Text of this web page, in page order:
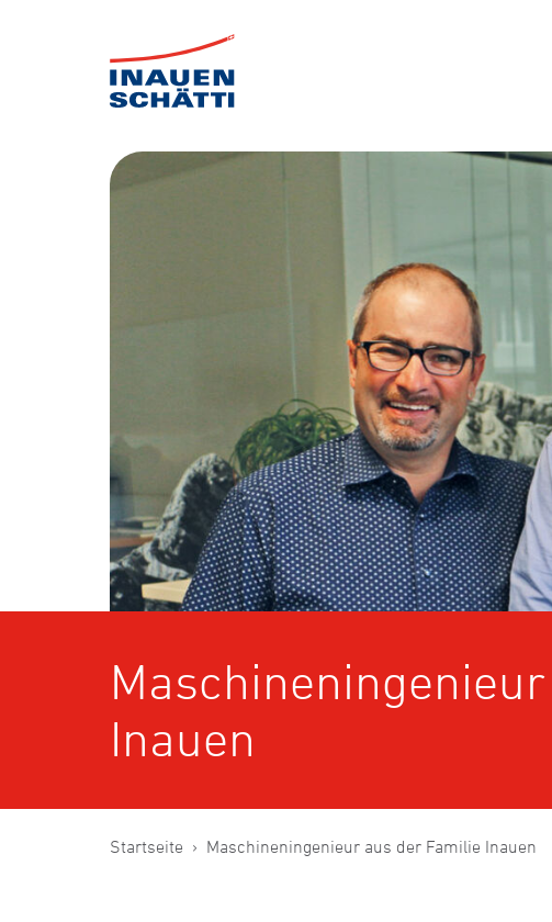
Inauen
Startseite Maschineningenieur aus der Familie Inauen